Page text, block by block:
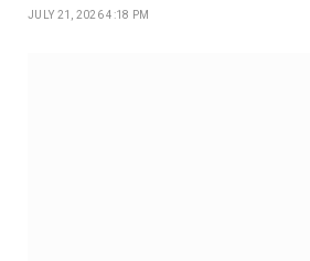
JULY 21, 2026 4:18 PM